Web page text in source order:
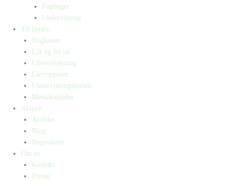
Fagbøger
Undervisning
Til lærere
Bogkasser
Lix og let-tal
Universlæsning
Elevopgaver
Undervisningsforløb
Messekalender
Aktuelt
Artikler
Blog
Bogtrailere
Om os
Kontakt
Presse